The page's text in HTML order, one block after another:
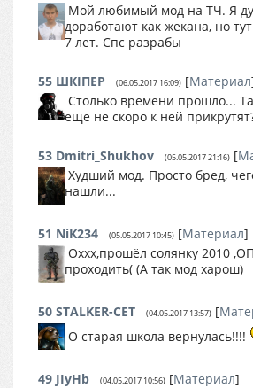
Мой любимый мод на ТЧ. Я
доработают как жекана, но
7 лет. Спс разрабы
55 ШКІПЕР (06.05.2017 16:09) [Материал
Столько времени прошло...
ещё не скоро к ней
53 Dmitri_Shukhov (05.05.2017 21:16) [
Худший мод. Просто бред,
нашли...
51 NiK234 (05.05.2017 10:45) [Материал]
Оххх,прошёл солянку 2010
проходить( (А так мод харош)
50 STALKER-CET (04.05.2017 13:57) [
О старая школа вернулась!!!!
49 JIyHb (04.05.2017 10:56) [Материал]